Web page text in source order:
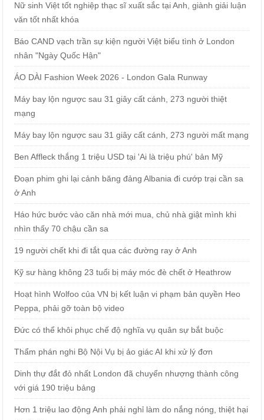
Nữ sinh Việt tốt nghiệp thạc sĩ xuất sắc tại Anh, giành giải luận
văn tốt nhất khóa
Báo CAND vạch trần sự kiện người Việt biểu tình ở London
nhân "Ngày Quốc Hận"
ÁO DÀI Fashion Week 2026 - London Gala Runway
Máy bay lộn ngược sau 31 giây cất cánh, 273 người thiệt
mạng
Máy bay lộn ngược sau 31 giây cất cánh, 273 người mất mạng
Ben Affleck thắng 1 triệu USD tại 'Ai là triệu phú' bản Mỹ
Đoạn phim ghi lại cảnh băng đảng Albania đi cướp trại cần sa
ở Anh
Háo hức bước vào căn nhà mới mua, chủ nhà giật mình khi
nhìn thấy 70 chậu cần sa
19 người chết khi đi tắt qua các đường ray ở Anh
Kỹ sư hàng không 23 tuổi bị máy móc đè chết ở Heathrow
Hoạt hình Wolfoo của VN bị kết luận vi phạm bản quyền Heo
Peppa, phải gỡ toàn bộ video
Đức có thể khôi phục chế độ nghĩa vụ quân sự bắt buộc
Thẩm phán nghi Bộ Nội Vụ bị ảo giác AI khi xử lý đơn
Dinh thự đắt đỏ nhất London đã chuyển nhượng thành công
với giá 190 triệu bảng
Hơn 1 triệu lao động Anh phải nghỉ làm do nắng nóng, thiệt hại